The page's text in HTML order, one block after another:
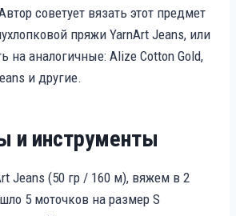
советует вязать этот предмет
пряжи YarnArt Jeans, или
на аналогичные: Alize Cotton Gold,
и другие.
и инструменты
Jeans (50 гр / 160 м), вяжем в 2
5 моточков на размер S